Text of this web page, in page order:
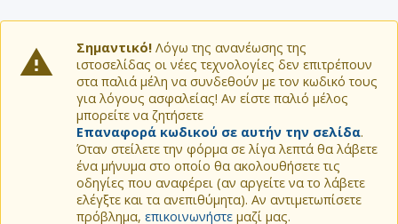
Σημαντικό! Λόγω της ανανέωσης της
ιστοσελίδας οι νέες τεχνολογίες δεν επιτρέπουν
στα παλιά μέλη να συνδεθούν με τον κωδικό τους
για λόγους ασφαλείας! Αν είστε παλιό μέλος
μπορείτε να ζητήσετε
Επαναφορά κωδικού σε αυτήν την σελίδα.
Όταν στείλετε την φόρμα σε λίγα λεπτά θα λάβετε
ένα μήνυμα στο οποίο θα ακολουθήσετε τις
οδηγίες που αναφέρει (αν αργείτε να το λάβετε
ελέγξτε και τα ανεπιθύμητα). Αν αντιμετωπίσετε
πρόβλημα, επικοινωνήστε μαζί μας.